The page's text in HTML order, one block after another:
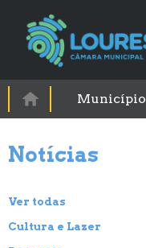
Município